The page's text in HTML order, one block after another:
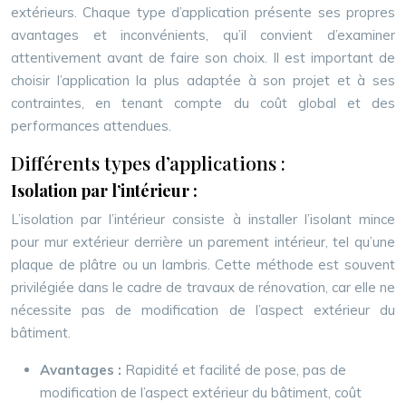
extérieurs. Chaque type d’application présente ses propres
avantages et inconvénients, qu’il convient d’examiner
attentivement avant de faire son choix. Il est important de
choisir l’application la plus adaptée à son projet et à ses
contraintes, en tenant compte du coût global et des
performances attendues.
Différents types d’applications :
Isolation par l’intérieur :
L’isolation par l’intérieur consiste à installer l’isolant mince
pour mur extérieur derrière un parement intérieur, tel qu’une
plaque de plâtre ou un lambris. Cette méthode est souvent
privilégiée dans le cadre de travaux de rénovation, car elle ne
nécessite pas de modification de l’aspect extérieur du
bâtiment.
Avantages : Rapidité et facilité de pose, pas de
modification de l’aspect extérieur du bâtiment, coût